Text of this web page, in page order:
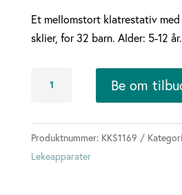
Et mellomstort klatrestativ
sklier, for 32 barn. Alder: 5-12 år.
sklie
antall
Be om
Produktnummer: KKS1169
Lekeapparater